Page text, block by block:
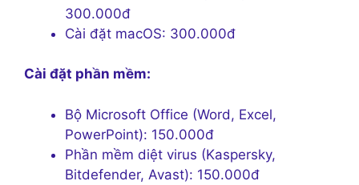
300.000đ
Cài đặt macOS: 300.000đ
Cài đặt phần mềm:
Bộ Microsoft Office (Word, Excel,
PowerPoint): 150.000đ
Phần mềm diệt virus (Kaspersky,
Bitdefender, Avast): 150.000đ